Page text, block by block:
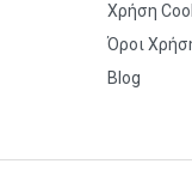
Χρήση
Όροι
Blog